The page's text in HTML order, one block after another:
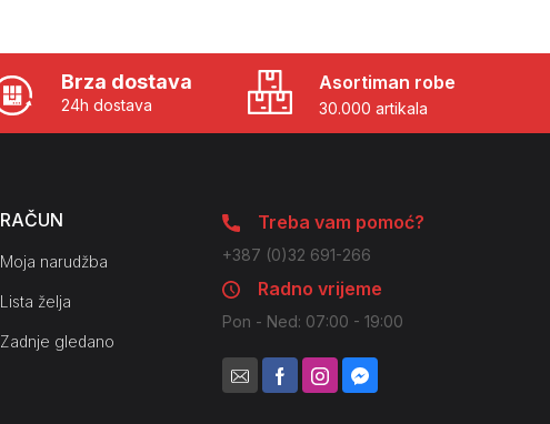
Brza dostava
24h dostava
Asortiman robe
30.000 artikala
RAČUN
Moja narudžba
Lista želja
Zadnje gledano
Treba vam pomoć?
+387 (0)32 691-266
Radno vrijeme
Pon - Ned: 07:00 - 19:00